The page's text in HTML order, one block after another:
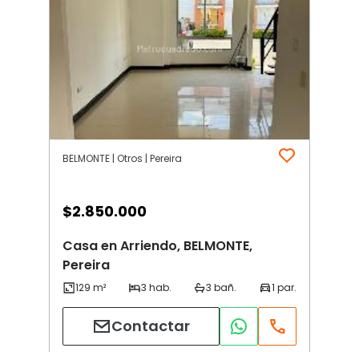
BELMONTE | Otros | Pereira
$2.850.000
Casa en Arriendo, BELMONTE,
Pereira
Contactar